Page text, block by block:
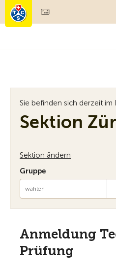
Sie befinden sich derzeit im
Sektion
Sektion ändern
Gruppe
wählen
Anmeldung
Prüfung